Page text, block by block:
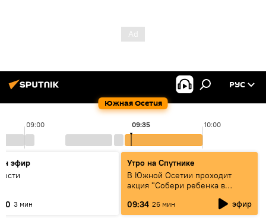
Южная Осетия
РУС
09:00 10:00
09:35
эфир
3 мин
Утро на Спутнике
В Южной Осетии проходит
акция "Собери ребенка в
малоимущих семей
09:34 26 мин эфир